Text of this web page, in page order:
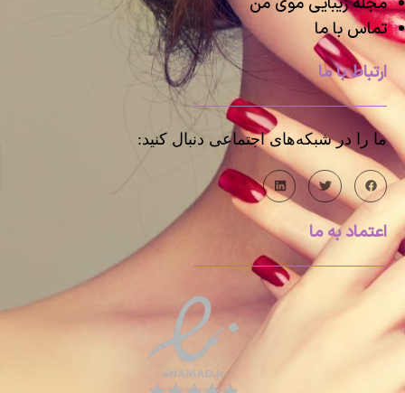
تماس با ما
ارتباط با ما
ما را در شبکه‌های اجتماعی دنبال کنید:
اعتماد به ما